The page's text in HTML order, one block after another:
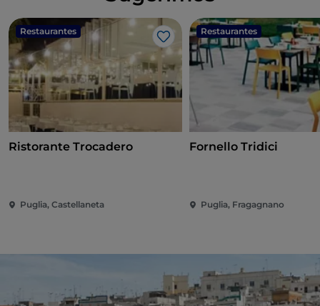
Restaurantes
Gosto
Ristorante Trocadero
Puglia, Castellaneta
Restaurantes
Fornello Tridici
Puglia, Fragagnano